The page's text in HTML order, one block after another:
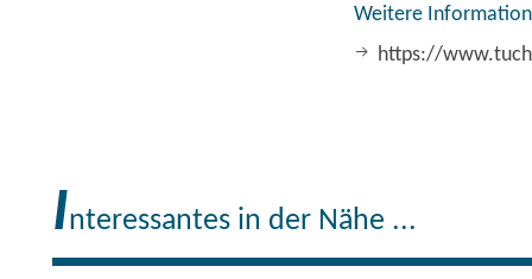
grausames
Weitere
https://
Interessantes in der Nähe ...